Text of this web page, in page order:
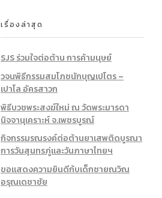
เรื่องล่าสุด
SJS ร่วมใจต่อต้าน การค้ามนุษย์
วจนพิธีกรรมสมโภชนักบุญเปโตร –
เปาโล อัครสาวก
พิธีบวชพระสงฆ์ใหม่ ณ วัดพระมารดา
นิจจานุเคราะห์ จ.เพชรบูรณ์
กิจกรรมรณรงค์ต่อต้านยาเสพติดบูรณา
การวันสุนทรภู่และวันภาษาไทยฯ
ขอแสดงความยินดีก้บเด็กชายณวิณ
อรุณเดชาชัย